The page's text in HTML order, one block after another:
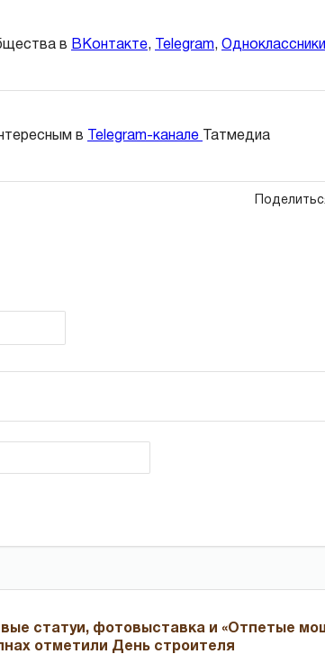
в ВКонтакте, Telegram, Одноклассники
в Telegram-канале Татмедиа
статуи, фотовыставка и «Отпетые
отметили День строителя